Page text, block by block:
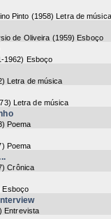
Pinto (1958) Letra de música
de Oliveira (1959) Esboço
1962) Esboço
) Letra de música
) Letra de música
) Poema
) Poema
) Crônica
Esboço
) Entrevista